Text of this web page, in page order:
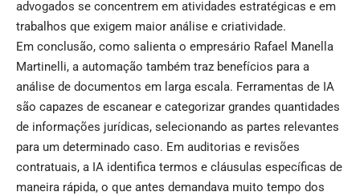
advogados se concentrem em atividades estratégicas e em
trabalhos que exigem maior análise e criatividade.
Em conclusão, como salienta o empresário Rafael Manella
Martinelli, a automação também traz benefícios para a
análise de documentos em larga escala. Ferramentas de IA
são capazes de escanear e categorizar grandes quantidades
de informações jurídicas, selecionando as partes relevantes
para um determinado caso. Em auditorias e revisões
contratuais, a IA identifica termos e cláusulas específicas de
maneira rápida, o que antes demandava muito tempo dos